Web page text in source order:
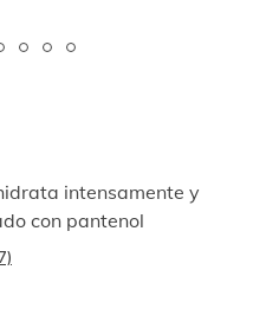
intensamente y
con pantenol